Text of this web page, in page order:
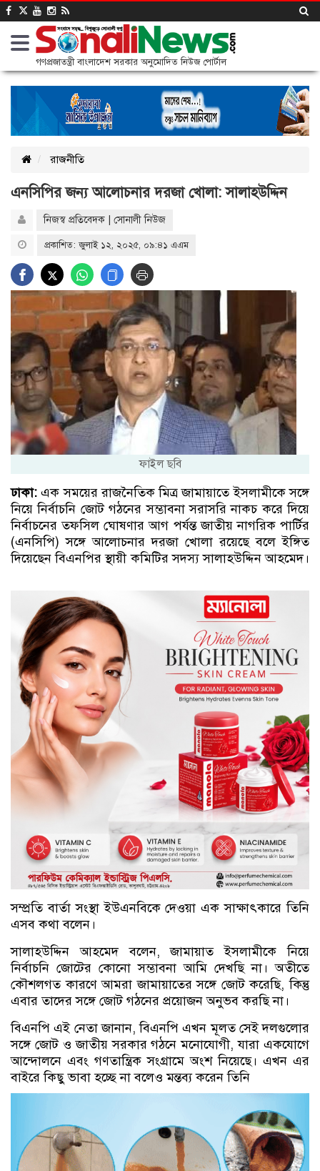
গণপ্রজাতন্ত্রী বাংলাদেশ সরকার অনুমোদিত নিউজ পোর্টাল
রাজনীতি
এনসিপির জন্য আলোচনার দরজা খোলা: সালাহউদ্দিন
নিজস্ব প্রতিবেদক | সোনালী নিউজ
প্রকাশিত: জুলাই ১২, ২০২৫, ০৯:৪১ এএম
ফাইল ছবি
ঢাকা: এক সময়ের রাজনৈতিক মিত্র জামায়াতে ইসলামীকে সঙ্গে
নিয়ে নির্বাচনি জোট গঠনের সম্ভাবনা সরাসরি নাকচ করে দিয়ে
নির্বাচনের তফসিল ঘোষণার আগ পর্যন্ত জাতীয় নাগরিক পার্টির
(এনসিপি) সঙ্গে আলোচনার দরজা খোলা রয়েছে বলে ইঙ্গিত
দিয়েছেন বিএনপির স্থায়ী কমিটির সদস্য সালাহউদ্দিন আহমেদ।
সম্প্রতি বার্তা সংস্থা ইউএনবিকে দেওয়া এক সাক্ষাৎকারে তিনি
এসব কথা বলেন।
সালাহউদ্দিন আহমেদ বলেন, জামায়াত ইসলামীকে নিয়ে
নির্বাচনি জোটের কোনো সম্ভাবনা আমি দেখছি না। অতীতে
কৌশলগত কারণে আমরা জামায়াতের সঙ্গে জোট করেছি, কিন্তু
এবার তাদের সঙ্গে জোট গঠনের প্রয়োজন অনুভব করছি না।
বিএনপি এই নেতা জানান, বিএনপি এখন মূলত সেই দলগুলোর
সঙ্গে জোট ও জাতীয় সরকার গঠনে মনোযোগী, যারা একযোগে
আন্দোলনে এবং গণতান্ত্রিক সংগ্রামে অংশ নিয়েছে। এখন এর
বাইরে কিছু ভাবা হচ্ছে না বলেও মন্তব্য করেন তিনি